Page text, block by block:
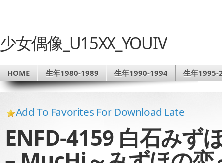
少女偶像_U15XX_YOUIV
HOME 生年1980-1989 生年1990-1994 生年1995-
Add To Favorites For Download Late
ENFD-4159 白石み